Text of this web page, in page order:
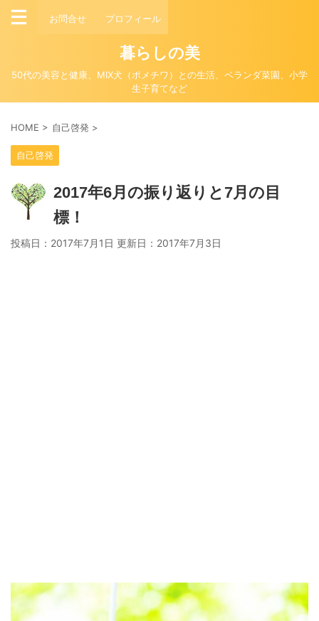
お問合せ プロフィール
暮らしの美
50代の美容と健康、MIX犬（ポメチワ）との生活、ベランダ菜園、小学
生子育てなど
HOME > 自己啓発 >
自己啓発
2017年6月の振り返りと7月の目
標！
投稿日：2017年7月1日 更新日： 2017年7月3日